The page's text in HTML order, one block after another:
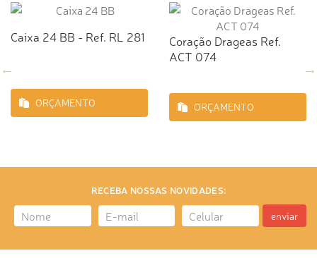
Caixa 24 BB - Ref. RL 281
ORÇAMENTO
Coração Drageas Ref.
ACT 074
ORÇAMENTO
RECEBA NOSSAS NOVIDADES:
enviar